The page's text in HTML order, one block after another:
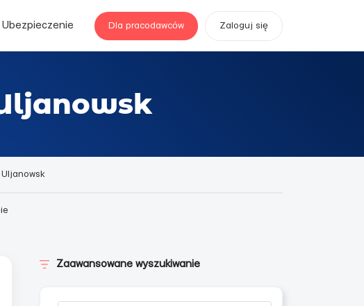
Ubezpieczenie Dla pracodawców Zaloguj się
Zaawansowane wyszukiwanie